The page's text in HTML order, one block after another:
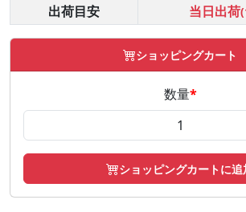
出荷目安
当日出荷
ショッピングカート
数量*
ショッピングカートに追